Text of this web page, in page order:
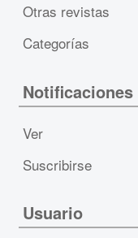
Otras revistas
Categorías
Notificaciones
Ver
Suscribirse
Usuario